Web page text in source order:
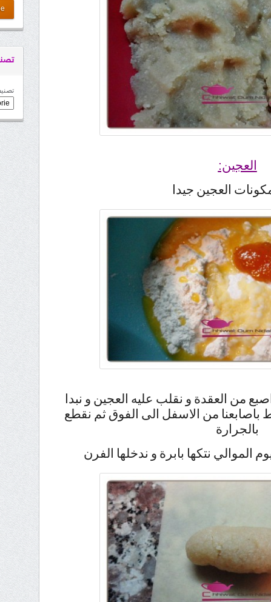
العجين:
العجين جيدا
من العقدة و نقلب عليه العجين و نبدا
من الاسفل الى الفوق ثم نقطع
بالجرارة
الموالي نتكها بابرة و ندخلها الفرن